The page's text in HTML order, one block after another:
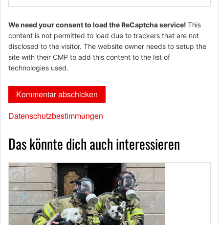
We need your consent to load the ReCaptcha service! This
content is not permitted to load due to trackers that are not
disclosed to the visitor. The website owner needs to setup the
site with their CMP to add this content to the list of
technologies used.
Datenschutzbestimmungen
Das könnte dich auch interessieren